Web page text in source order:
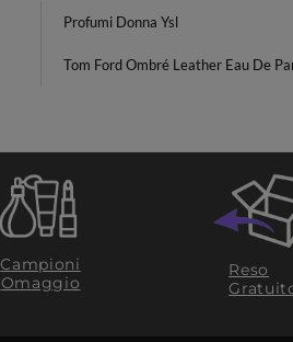
Profumi Donna Ysl
Tom Ford Ombré Leather Eau De
Campioni
Omaggio
Reso